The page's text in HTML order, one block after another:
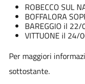
ROBECCO SUL
BOFFALORA
BAREGGIO il
VITTUONE il 24/
Per maggiori
sottostante.